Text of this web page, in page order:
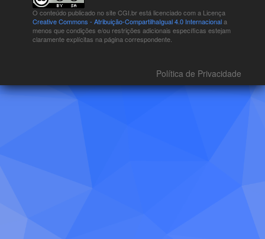
O conteúdo publicado no site CGI.br está licenciado com a Licença
Creative Commons - Atribuição-CompartilhaIgual 4.0 Internacionala
menos que condições e/ou restrições adicionais específicas estejam
claramente explícitas na página correspondente.
Política de Privacidade